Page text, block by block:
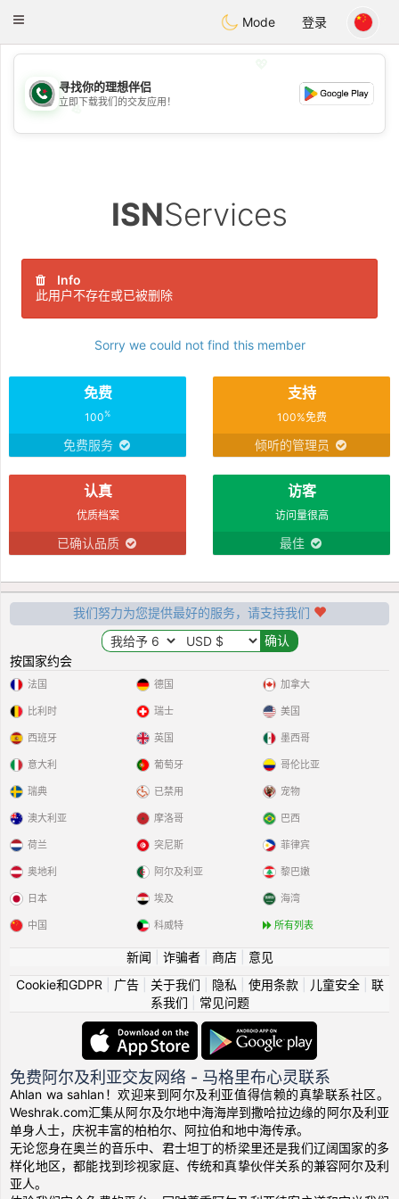
Weshrak
Toggle
Mode 登录
💖
💕
寻找你的理想伴侣
立即下载我们的交友应用！
ISNServices
Info
此用户不存在或已被删除
Sorry we could not find this member
免费
100%
免费服务
支持
100%免费
倾听的管理员
认真
优质档案
已确认品质
访客
访问量很高
最佳
我们努力为您提供最好的服务，请支持我们
按国家约会
法国
比利时
西班牙
意大利
瑞典
德国
瑞士
英国
葡萄牙
已禁用
加拿大
美国
墨西哥
哥伦比亚
宠物
澳大利亚
荷兰
奥地利
日本
中国
摩洛哥
突尼斯
阿尔及利亚
埃及
科威特
巴西
菲律宾
黎巴嫩
海湾
所有列表
新闻 诈骗者| 商店| 意见
Cookie和GDPR
广告| 关于我们 隐私 使用条款| 儿童安全| 联
系我们
常见问题
免费阿尔及利亚交友网络 - 马格里布心灵联系
Ahlan wa sahlan！欢迎来到阿尔及利亚值得信赖的真挚联系社区。
Weshrak.com汇集从阿尔及尔地中海海岸到撒哈拉边缘的阿尔及利亚
单身人士，庆祝丰富的柏柏尔、阿拉伯和地中海传承。
无论您身在奥兰的音乐中、君士坦丁的桥梁里还是我们辽阔国家的多
样化地区，都能找到珍视家庭、传统和真挚伙伴关系的兼容阿尔及利
亚人。